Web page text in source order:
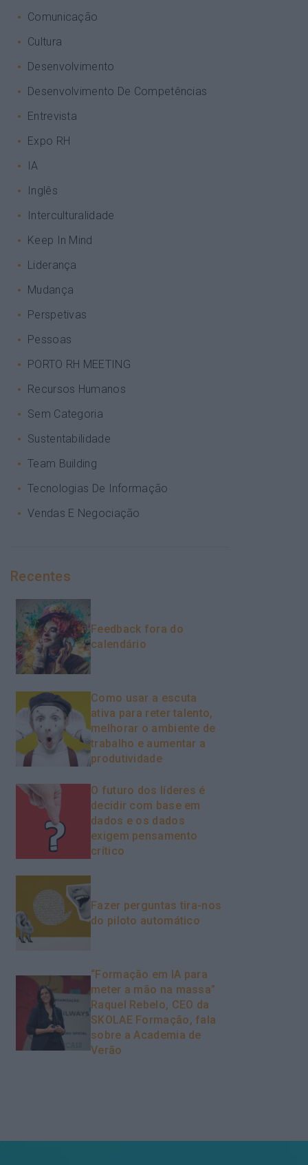
Comunicação
Cultura
Desenvolvimento
Desenvolvimento De Competências
Entrevista
Expo RH
IA
Inglês
Interculturalidade
Keep In Mind
Liderança
Mudança
Perspetivas
Pessoas
PORTO RH MEETING
Recursos Humanos
Sem Categoria
Sustentabilidade
Team Building
Tecnologias De Informação
Vendas E Negociação
Recentes
Feedback fora do
calendário
Como usar a escuta
ativa para reter talento,
melhorar o ambiente de
trabalho e aumentar a
produtividade
O futuro dos líderes é
decidir com base em
dados e os dados
exigem pensamento
crítico
Fazer perguntas tira-nos
do piloto automático
“Formação em IA para
meter a mão na massa”
Raquel Rebelo, CEO da
SKOLAE Formação, fala
sobre a Academia de
Verão